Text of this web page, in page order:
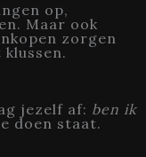
op,
Maar ook
zorgen
jezelf af: ben ik
doen staat.